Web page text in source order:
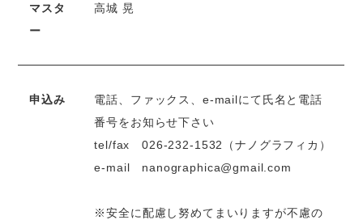
マスタ
ー
高城 晃
申込み
電話、ファックス、e-mailにて氏名と電話
番号をお知らせ下さい
tel/fax026-232-1532
（ナノグラフィカ）
e-mail nanographica@gmail.com
※安全に配慮し努めてまいりますが不慮の